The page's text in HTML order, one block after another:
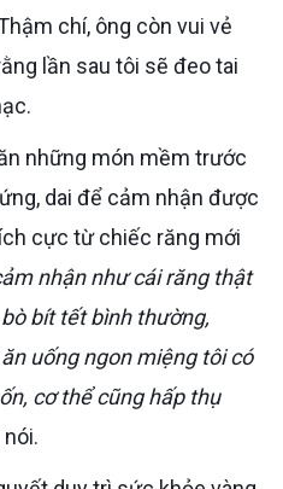
chí, ông còn vui vẻ
lần sau tôi sẽ đeo tai
dai để cảm nhận được
cực từ chiếc răng mới
nhận như cái răng thật
bít tết bình thường,
uống ngon miệng tôi có
cơ thể cũng hấp thụ